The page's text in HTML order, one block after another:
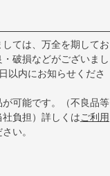
ては、万全を期してお
破損などがございまし
以内にお知らせくださ
可能です。（不良品等
負担）詳しくはご利用
い。